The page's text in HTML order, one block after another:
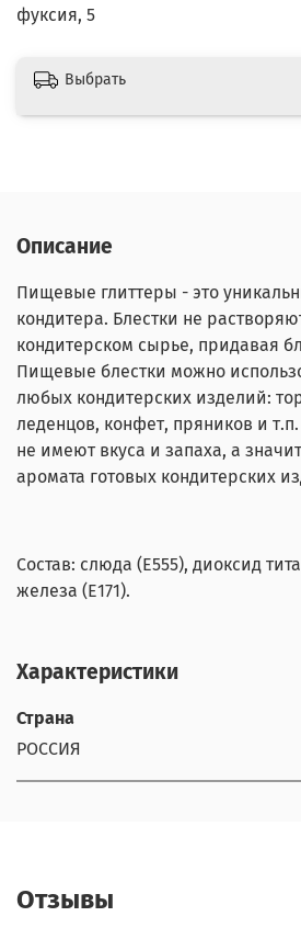
фуксия, 5
Выбрать
Описание
Пищевые глиттеры - это
кондитера. Блестки не
кондитерском сырье, придавая
Пищевые блестки можно
любых кондитерских изделий:
леденцов, конфет, пряников и
не имеют вкуса и запаха, а
аромата готовых кондитерских
Состав: слюда (Е555), диоксид
железа (Е171).
Характеристики
Страна
РОССИЯ
Отзывы